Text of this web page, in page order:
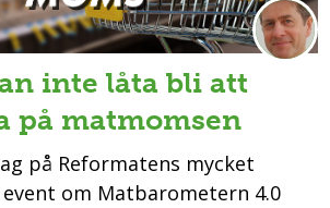
inte låta bli att
på matmomsen
på Reformatens mycket
om Matbarometern 4.0